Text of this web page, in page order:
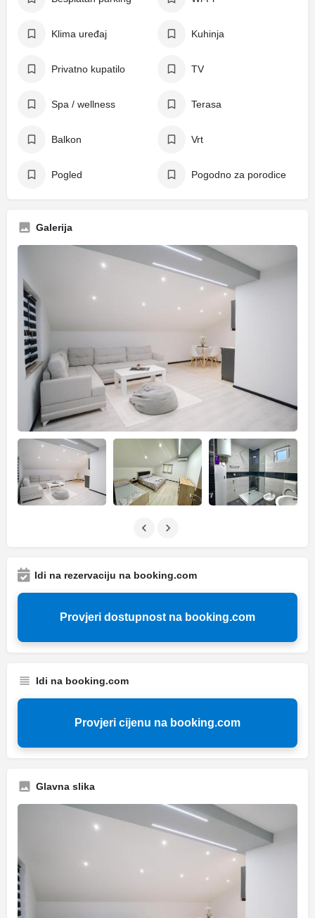
Klima uređaj Kuhinja
Privatno kupatilo TV
Spa / wellness Terasa
Balkon Vrt
Pogled Pogodno za porodice
Galerija
Idi na rezervaciju na booking.com
Provjeri dostupnost na booking.com
Idi na booking.com
Provjeri cijenu na booking.com
Glavna slika